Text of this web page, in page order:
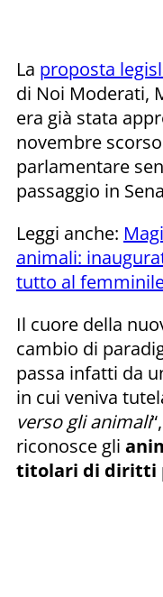
La proposta
di Noi Moderati,
era già stata
novembre
parlamentare
passaggio in
Leggi anche:
animali:
tutto al
Il cuore della
cambio di
passa infatti da
in cui veniva
verso gli animali
riconosce gli
titolari di diritti